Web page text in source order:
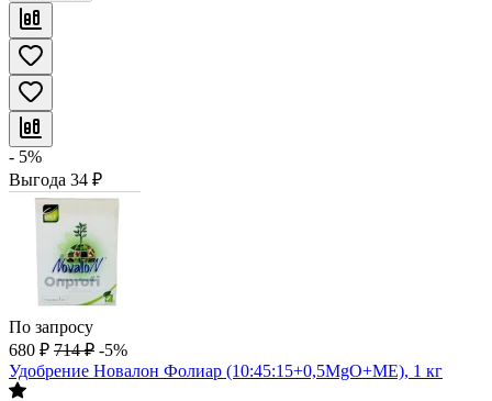
- 5%
Выгода 34 ₽
По запросу
680 ₽ 714 ₽ -5%
Удобрение Новалон Фолиар (10:45:15+0,5MgO+ME), 1 кг